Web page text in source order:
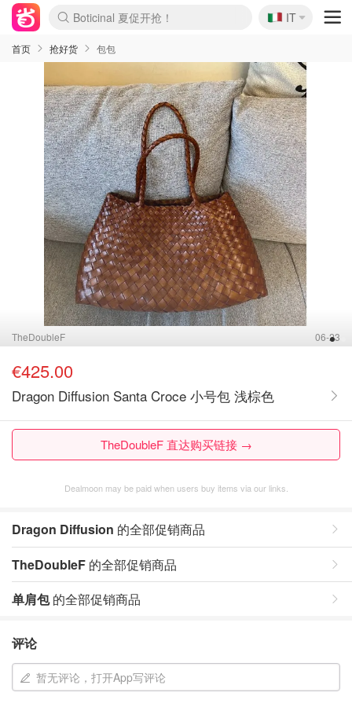
4折！lulu周四疯狂上新
速领！Stanley独家85折
Zalando 奥莱闪促！每日更新
🇮🇹
IT
首页 抢好货 包包
1 2
TheDoubleF 06-23
€425.00
Dragon Diffusion Santa Croce 小号包 浅棕色
TheDoubleF 直达购买链接 →
Dealmoon may be paid when users buy items via our links.
Dragon Diffusion 的全部促销商品
TheDoubleF 的全部促销商品
单肩包的全部促销商品
评论
暂无评论，打开App写评论